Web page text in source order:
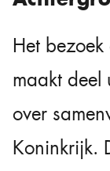
Het
maakt deel
over
Koninkrijk.